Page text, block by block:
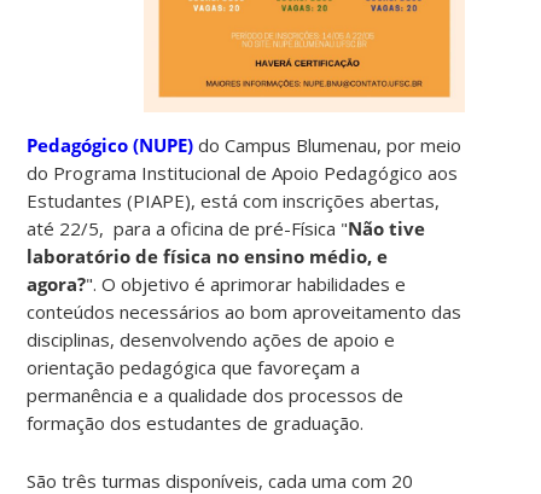
Pedagógico (NUPE)do Campus Blumenau, por meio
do Programa Institucional de Apoio Pedagógico aos
Estudantes (PIAPE), está com inscrições abertas,
até 22/5, para a oficina de pré-Física "Não tive
laboratório de física no ensino médio, e
agora?". O objetivo é aprimorar habilidades e
conteúdos necessários ao bom aproveitamento das
disciplinas, desenvolvendo ações de apoio e
orientação pedagógica que favoreçam a
permanência e a qualidade dos processos de
formação dos estudantes de graduação.
São três turmas disponíveis, cada uma com 20